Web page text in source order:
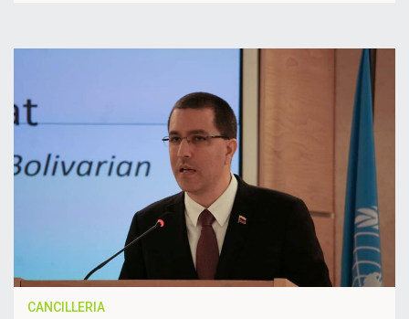
CANCILLERIA